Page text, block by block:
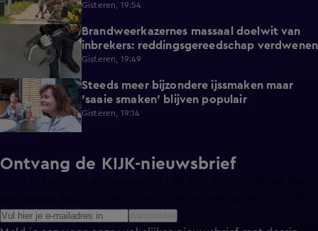
Gisteren, 19:54
Brandweerkazernes massaal doelwit van
inbrekers: reddingsgereedschap verdwenen
Gisteren, 19:49
1:17
Steeds meer bijzondere ijssmaken maar
'saaie smaken' blijven populair
Gisteren, 19:14
Ontvang de KIJK-nieuwsbrief